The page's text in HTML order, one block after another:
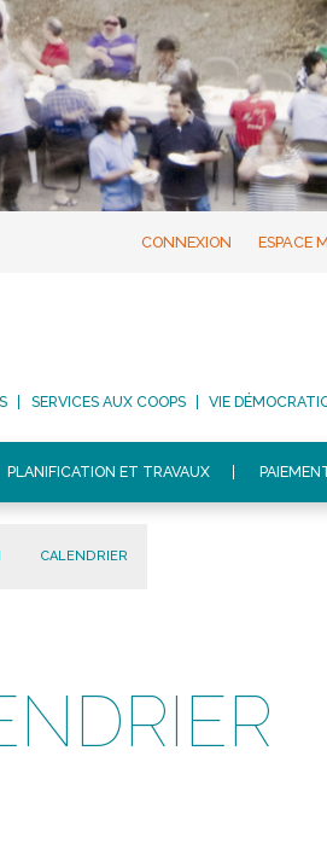
CONNEXION ESPACE
SERVICES AUX COOPS
PLANIFICATION ET TRAVAUX
VIE
CALENDRIER